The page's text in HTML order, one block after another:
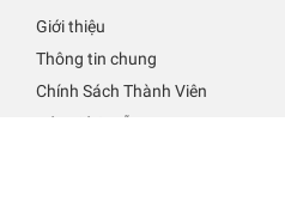
Giới thiệu
Thông tin chung
Chính Sách Thành Viên
Báo giá & Hỗ trợ